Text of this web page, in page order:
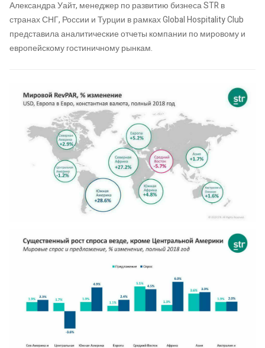
Александра Уайт, менеджер по развитию бизнеса STR в
странах СНГ, России и Турции в рамках Global Hospitality Club
представила аналитические отчеты компании по мировому и
европейскому гостиничному рынкам.